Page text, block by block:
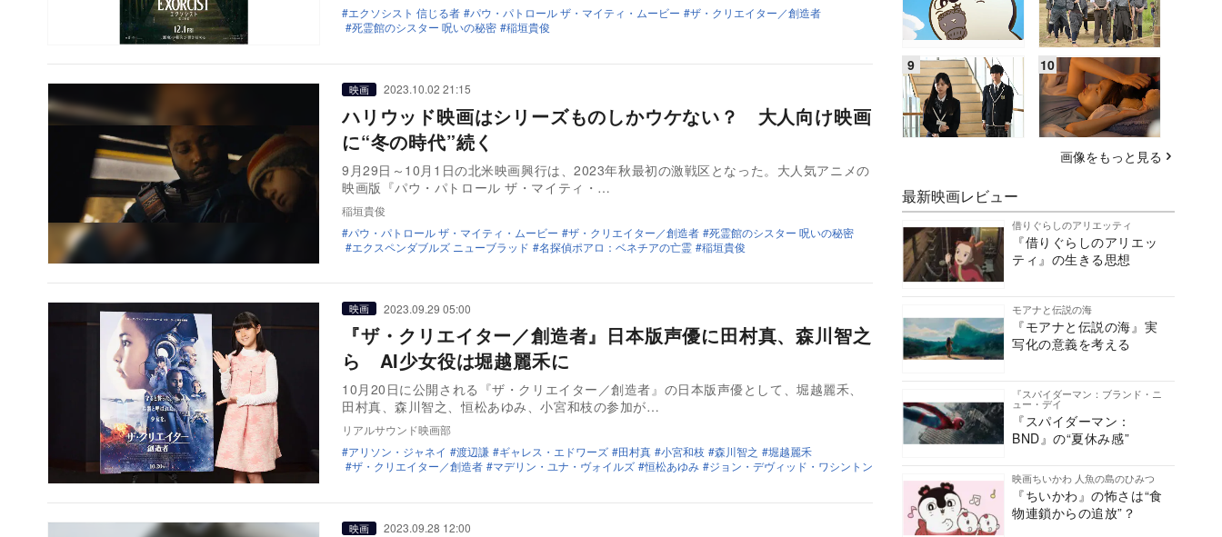
エクソシスト 信じる者
パウ・パトロール ザ・マイティ・ムービー
ザ・クリエイター／創造者
死霊館のシスター 呪いの秘密
稲垣貴俊
映画 2023.10.02 21:15
ハリウッド映画はシリーズものしかウケない？ 大人向け映画
に“冬の時代”続く
9月29日～10月1日の北米映画興行は、2023年秋最初の激戦区となった。大人気アニメの
映画版『パウ・パトロール ザ・マイティ・…
稲垣貴俊
パウ・パトロール ザ・マイティ・ムービー
ザ・クリエイター／創造者
死霊館のシスター 呪いの秘密
エクスペンダブルズ ニューブラッド
名探偵ポアロ：ベネチアの亡霊 稲垣貴俊
映画 2023.09.29 05:00
『ザ・クリエイター／創造者』日本版声優に田村真、森川智之
ら AI少女役は堀越麗禾に
10月20日に公開される『ザ・クリエイター／創造者』の日本版声優として、堀越麗禾、
田村真、森川智之、恒松あゆみ、小宮和枝の参加が…
リアルサウンド映画部
アリソン・ジャネイ
渡辺謙 ギャレス・エドワーズ 田村真 小宮和枝 森川智之
堀越麗禾
ザ・クリエイター／創造者
マデリン・ユナ・ヴォイルズ 恒松あゆみ ジョン・デヴィッド・ワシントン
映画 2023.09.28 12:00
画像をもっと見る
最新映画レビュー
借りぐらしのアリエッティ
『借りぐらしのアリエッ
ティ』の生きる思想
モアナと伝説の海
『モアナと伝説の海』実
写化の意義を考える
『スパイダーマン：ブランド・ニ
ュー・デイ
『スパイダーマン：
BND』の“夏休み感”
映画ちいかわ 人魚の島のひみつ
『ちいかわ』の怖さは“食
物連鎖からの追放”？